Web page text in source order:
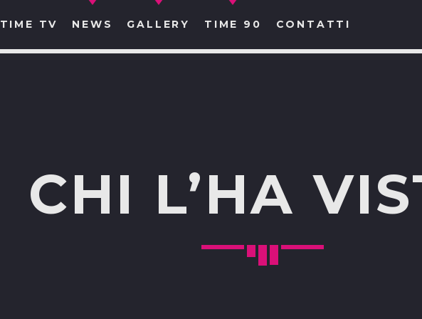
TIME TV NEWS GALLERY TIME 90 CONTATTI
CHI L’HA